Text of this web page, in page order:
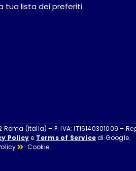
tua lista dei preferiti
(Italia) – P. IVA: IT16140301009 –
Policye Terms of Servicedi Google.
Cookie